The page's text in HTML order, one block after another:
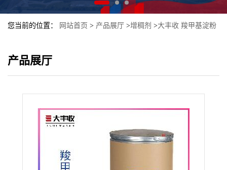
您当前的位置： 网站首页 > 产品展厅 >增稠剂 >大丰收 羧甲基淀粉
产品展厅